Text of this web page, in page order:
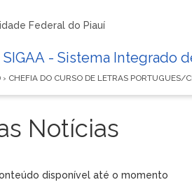
Federal do Piauí
SIGAA - Sistema Integrado
CHEFIA DO CURSO DE LETRAS PORTUGUES/
Notícias
disponível até o momento